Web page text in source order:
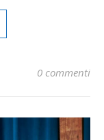
0 commenti